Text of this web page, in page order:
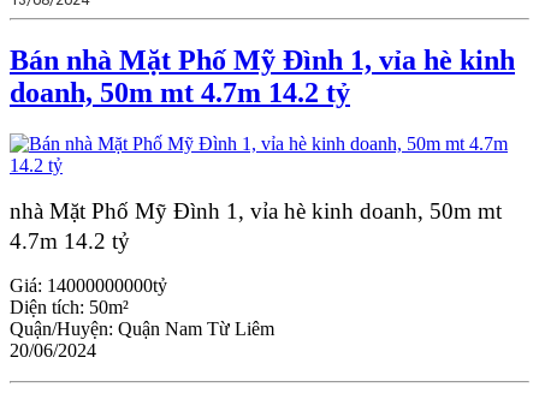
Bán nhà Mặt Phố Mỹ Đình 1, vỉa hè kinh
doanh, 50m mt 4.7m 14.2 tỷ
nhà Mặt Phố Mỹ Đình 1, vỉa hè kinh doanh, 50m mt
4.7m 14.2 tỷ
Giá: 14000000000tỷ
Diện tích: 50m²
Quận/Huyện: Quận Nam Từ Liêm
20/06/2024